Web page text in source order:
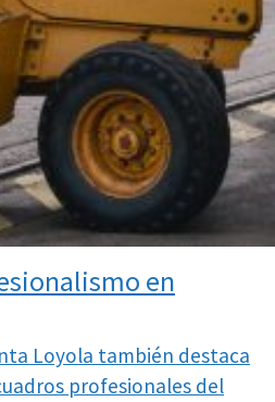
en
Loyola también destaca
profesionales del